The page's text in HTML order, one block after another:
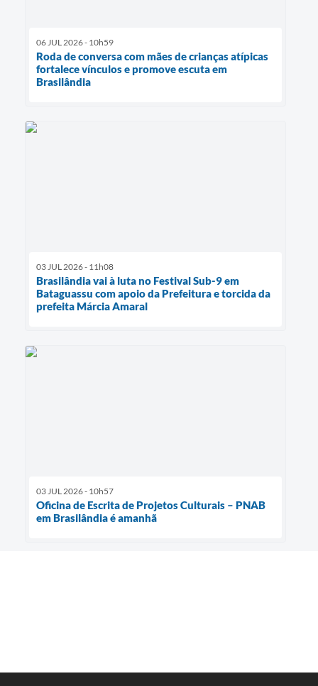
06 JUL 2026 - 10h59
Roda de conversa com mães de crianças atípicas
fortalece vínculos e promove escuta em
Brasilândia
03 JUL 2026 - 11h08
Brasilândia vai à luta no Festival Sub-9 em
Bataguassu com apoio da Prefeitura e torcida da
prefeita Márcia Amaral
03 JUL 2026 - 10h57
Oficina de Escrita de Projetos Culturais – PNAB
em Brasilândia é amanhã